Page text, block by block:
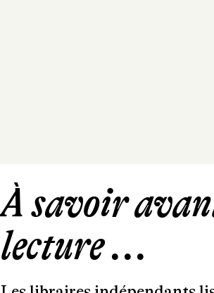
À savoir
lecture ...